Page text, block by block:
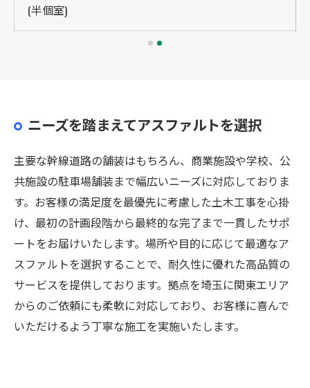
(半個室)
ニーズを踏まえてアスファルトを選択
主要な幹線道路の舗装はもちろん、商業施設や学校、公
共施設の駐車場舗装まで幅広いニーズに対応しておりま
す。お客様の満足度を最優先に考慮した土木工事を心掛
け、最初の計画段階から最終的な完了まで一貫したサポ
ートをお届けいたします。場所や目的に応じて最適なア
スファルトを選択することで、耐久性に優れた高品質の
サービスを提供しております。拠点を埼玉に関東エリア
からのご依頼にも柔軟に対応しており、お客様に喜んで
いただけるよう丁寧な施工を実施いたします。